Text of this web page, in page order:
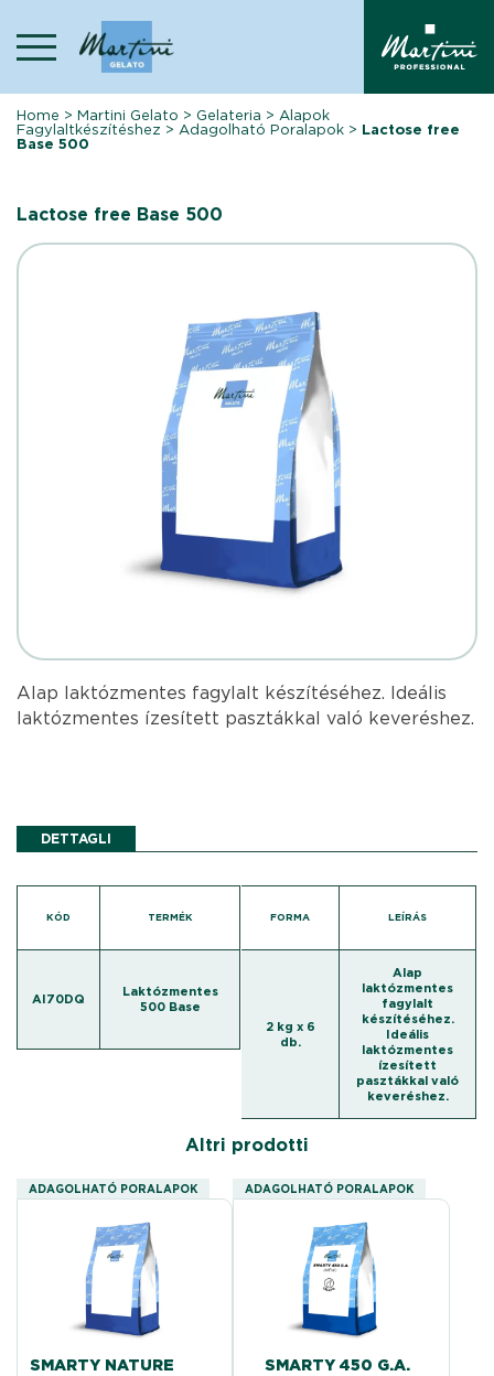
content
Home >Martini Gelato > Gelateria >Alapok
Fagylaltkészítéshez >Adagolható Poralapok > Lactose free
Base 500
Lactose free Base 500
Alap laktózmentes fagylalt készítéséhez. Ideális
laktózmentes ízesített pasztákkal való keveréshez.
DETTAGLI
KÓD TERMÉK
AI70DQ
Laktózmentes
500 Base
FORMA LEÍRÁS
2 kg x 6
db.
Alap
laktózmentes
fagylalt
készítéséhez.
Ideális
laktózmentes
ízesített
pasztákkal való
keveréshez.
Altri prodotti
ADAGOLHATÓ PORALAPOK
SMARTY NATURE
ADAGOLHATÓ PORALAPOK
SMARTY 450 G.A.